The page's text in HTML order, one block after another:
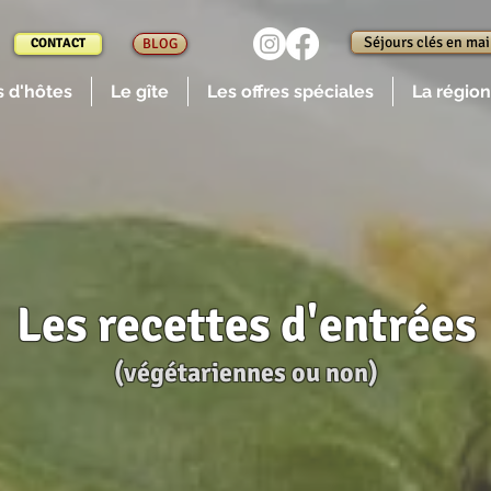
CONTACT BLOG Séjours clés en
d'hôtes Le gîte Les offres spéciales La région
Les recettes d'entrées
(végétariennes ou non)